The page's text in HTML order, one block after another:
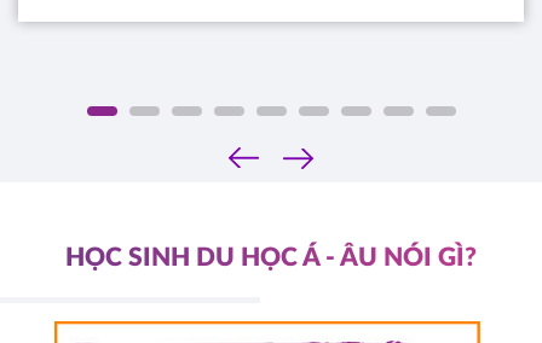
‹
›
HỌC SINH DU HỌC Á - ÂU NÓI GÌ?